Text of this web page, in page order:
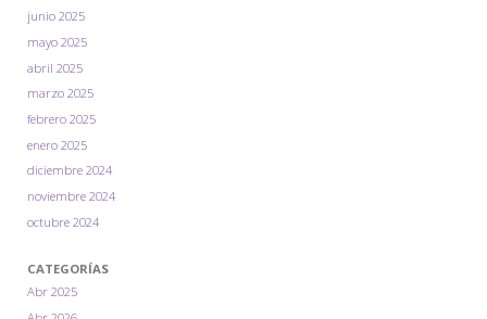
junio 2025
mayo 2025
abril 2025
marzo 2025
febrero 2025
enero 2025
diciembre 2024
noviembre 2024
octubre 2024
CATEGORÍAS
Abr 2025